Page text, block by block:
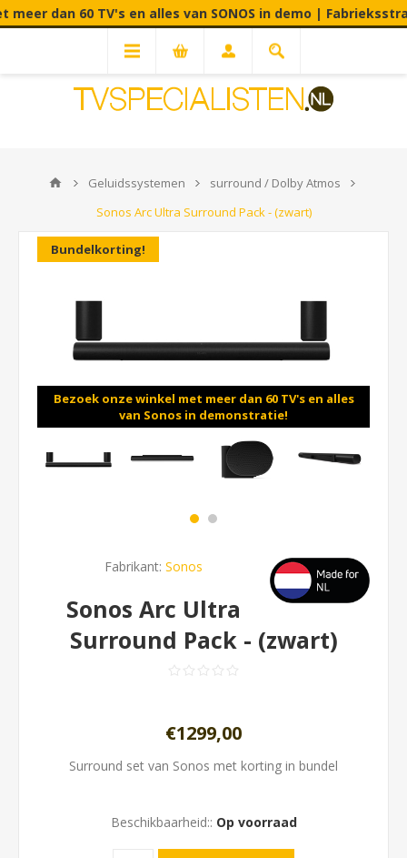
TV's en alles van SONOS in demo | Fabrieksstraat 90C
Geluidssystemen
surround / Dolby Atmos
Sonos Arc Ultra Surround Pack - (zwart)
Bundelkorting!
Bezoek onze winkel met meer dan 60 TV's en alles
van Sonos in demonstratie!
Fabrikant: Sonos
Sonos Arc Ultra
Surround Pack - (zwart)
€1299,00
Surround set van Sonos met korting in bundel
Beschikbaarheid:: Op voorraad